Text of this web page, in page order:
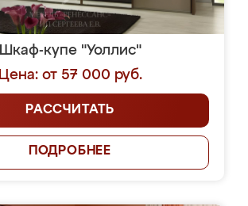
Шкаф-купе "Уоллис"
Цена: от 57 000 руб.
РАССЧИТАТЬ
ПОДРОБНЕЕ